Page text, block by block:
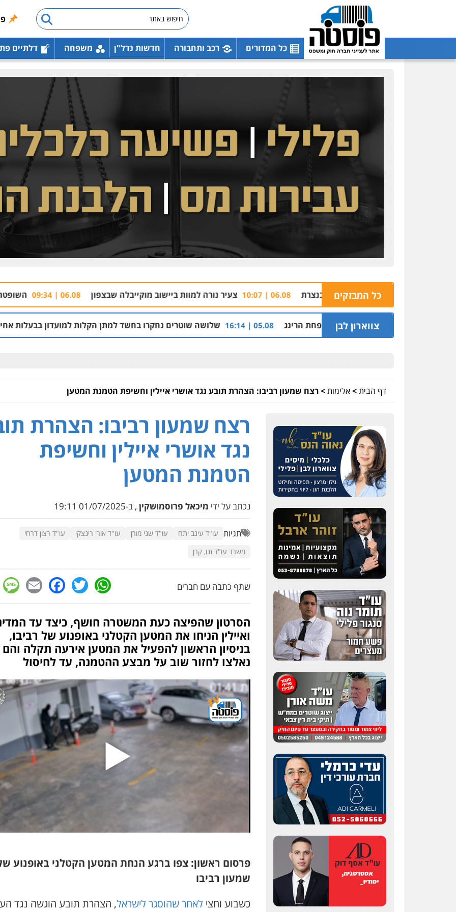
כל המדורים רכב ותחבורה חדשות נדל"ן משפחה דלתיים
כל המבזקים
חשוד שזרק אקדח בנצרת 06.08 | 10:07 צעיר נורה למוות ביישוב מוקייבלה שבצפון 06.08 | 09:34 השופטת נזפה במשטרה
צווארון לבן
ההלוואות של משפחת הרינג 05.08 | 16:14 שלושה שוטרים נחקרו בחשד למתן הקלות למועדון בבעלות אחיו של "הצל"
דף הבית>אלימות>רצח שמעון רביבו: הצהרת תובע נגד אושרי איילין וחשיפת הטמנת המטען
רצח שמעון רביבו: הצהרת
נגד אושרי איילין וחשיפת
הטמנת המטען
נכתב על ידי מיכאל פרוסמושקין , ב-01/07/2025 19:11
תגיות עו"ד עינב יתח עו"ד שני מורן עו"ד אורי רינצקי
עו"ד רצון דרחי
משרד עו"ד זנו, קרן
שתף כתבה עם חברים WhatsApp
Twitter
הסרטון שהפיצה כעת המשטרה חושף, כיצד עד
ואיילין הניחו את המטען הקטלני באופנוע של רביבו,
בניסיון הראשון להפעיל את המטען אירעה תקלה והם
נאלצו לחזור שוב על מבצע ההטמנה, עד לחיסול
פרסום ראשון: צפו ברגע הנחת המטען הקטלני באופנוע
שמעון רביבו
כשבוע וחצי לאחר שהוסגר לישראל, הצהרת תובע הוגשה נגד